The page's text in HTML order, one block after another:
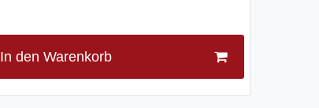
In den Warenkorb